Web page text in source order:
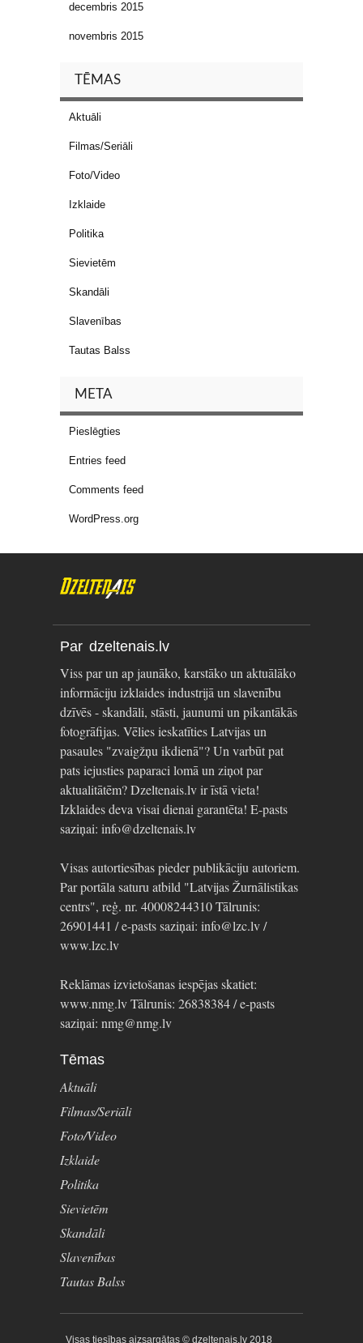
decembris 2015
novembris 2015
TĒMAS
Aktuāli
Filmas/Seriāli
Foto/Video
Izklaide
Politika
Sievietēm
Skandāli
Slavenības
Tautas Balss
META
Pieslēgties
Entries feed
Comments feed
WordPress.org
Par dzeltenais.lv
Viss par un ap jaunāko, karstāko un aktuālāko
informāciju izklaides industrijā un slavenību
dzīvēs - skandāli, stāsti, jaunumi un pikantākās
fotogrāfijas. Vēlies ieskatīties Latvijas un
pasaules "zvaigžņu ikdienā"? Un varbūt pat
pats iejusties paparaci lomā un ziņot par
aktualitātēm? Dzeltenais.lv ir īstā vieta!
Izklaides deva visai dienai garantēta! E-pasts
saziņai: info@dzeltenais.lv
Visas autortiesības pieder publikāciju autoriem.
Par portāla saturu atbild "Latvijas Žurnālistikas
centrs", reģ. nr. 40008244310 Tālrunis:
26901441 / e-pasts saziņai: info@lzc.lv /
www.lzc.lv
Reklāmas izvietošanas iespējas skatiet:
www.nmg.lv Tālrunis: 26838384 / e-pasts
saziņai: nmg@nmg.lv
Tēmas
Aktuāli
Filmas/Seriāli
Foto/Video
Izklaide
Politika
Sievietēm
Skandāli
Slavenības
Tautas Balss
Visas tiesības aizsargātas © dzeltenais.lv 2018